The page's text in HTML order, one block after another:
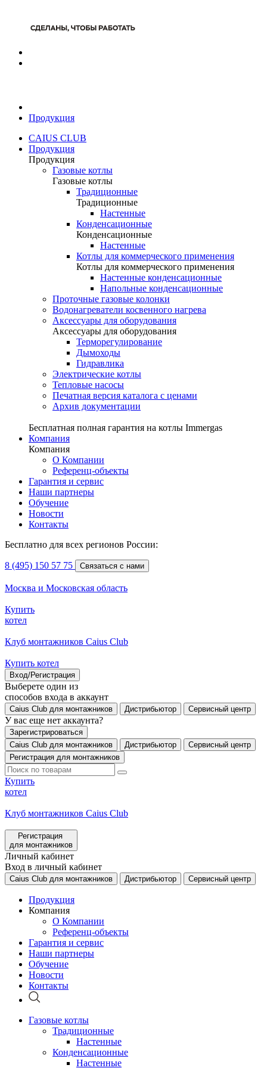
Продукция
CAIUS CLUB
Продукция
Продукция
Газовые котлы
Газовые котлы
Традиционные
Традиционные
Настенные
Конденсационные
Конденсационные
Настенные
Котлы для коммерческого применения
Котлы для коммерческого применения
Настенные конденсационные
Напольные конденсационные
Проточные газовые колонки
Водонагреватели косвенного нагрева
Аксессуары для оборудования
Аксессуары для оборудования
Терморегулирование
Дымоходы
Гидравлика
Электрические котлы
Тепловые насосы
Печатная версия каталога с ценами
Архив документации
Бесплатная полная гарантия на котлы Immergas
Компания
Компания
О Компании
Референц-объекты
Гарантия и сервис
Наши партнеры
Обучение
Новости
Контакты
Бесплатно для всех регионов России:
8 (495) 150 57 75 Связаться с нами
Москва и Московская область
Купить
котел
Клуб монтажников Caius Club
Купить котел
Вход/Регистрация
Выберете один из
способов входа в аккаунт
Caius Club для монтажников Дистрибьютор Сервисный центр
У вас еще нет аккаунта?
Зарегистрироваться
Caius Club для монтажников
Дистрибьютор
Сервисный центр
Регистрация для монтажников
Купить
котел
Клуб монтажников Caius Club
Регистрация
для монтажников
Личный кабинет
Вход в личный кабинет
Caius Club для монтажников Дистрибьютор Сервисный центр
Продукция
Компания
О Компании
Референц-объекты
Гарантия и сервис
Наши партнеры
Обучение
Новости
Контакты
Газовые котлы
Традиционные
Настенные
Конденсационные
Настенные